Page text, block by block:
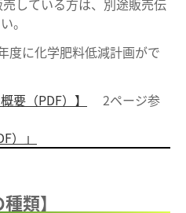
している方は、別途販売伝
。
度に化学肥料低減計画がで
要（PDF）】
2ページ参
）」
類】